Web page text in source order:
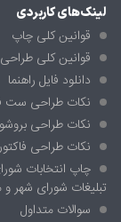
لینک‌های کاربردی
قوانین کلی چاپ
قوانین کلی طراحی
دانلود فایل راهنما
نکات طراحی
نکات طراحی
نکات طراحی
چاپ انتخابات
تبلیغات شورای شهر
سوالات متداول